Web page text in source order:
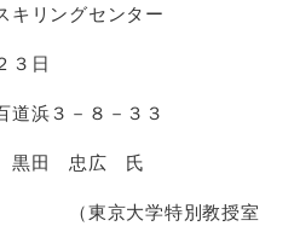
リングセンター
３日
浜３－８－３３
田 忠広 氏
特別教授室